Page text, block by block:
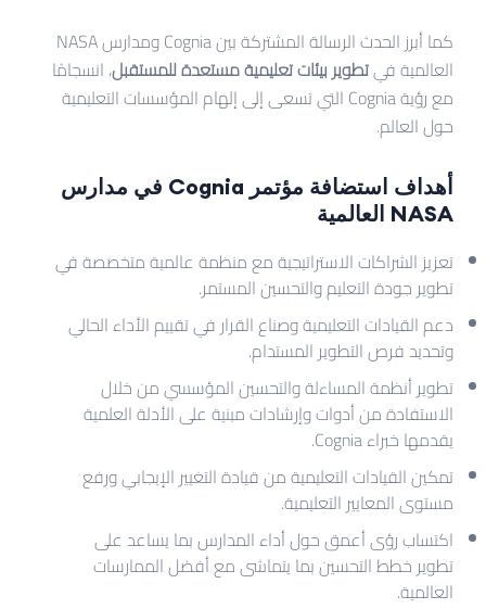
كما أبرز الحدث الرسالة المشتركة بين Cognia ومدارس NASA
العالمية فيتطوير بيئات تعليمية مستعدة للمستقبل، انسجامًا
مع رؤية Cognia التي تسعى إلى إلهام المؤسسات التعليمية
حول العالم.
أهداف استضافة مؤتمر Cognia في مدارس
NASA العالمية
تعزيز الشراكات الاستراتيجية مع منظمة عالمية متخصصة في
تطوير جودة التعليم والتحسين المستمر.
دعم القيادات التعليمية وصناع القرار في تقييم الأداء الحالي
وتحديد فرص التطوير المستدام.
تطوير أنظمة المساءلة والتحسين المؤسسي من خلال
الاستفادة من أدوات وإرشادات مبنية على الأدلة العلمية
يقدمها خبراء Cognia.
تمكين القيادات التعليمية من قيادة التغيير الإيجابي ورفع
مستوى المعايير التعليمية.
اكتساب رؤى أعمق حول أداء المدارس بما يساعد على
تطوير خطط التحسين بما يتماشى مع أفضل الممارسات
العالمية.